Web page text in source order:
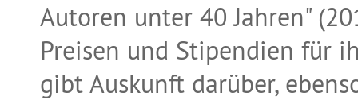
Autoren unter 40 Jahren"
Preisen und Stipendien für
gibt Auskunft darüber,